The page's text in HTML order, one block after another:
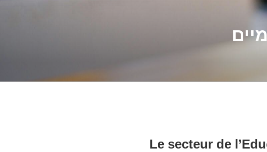
“Le secteur de